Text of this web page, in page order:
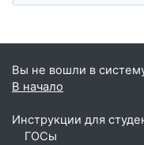
Вы не вошли в
В начало
Инструкции для
ГОСы